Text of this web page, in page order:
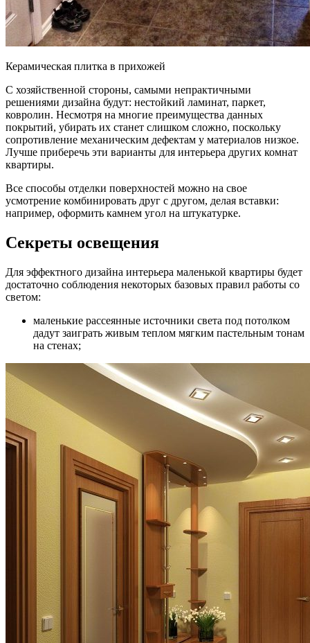
Керамическая плитка в прихожей
С хозяйственной стороны, самыми непрактичными
решениями дизайна будут: нестойкий ламинат, паркет,
ковролин. Несмотря на многие преимущества данных
покрытий, убирать их станет слишком сложно, поскольку
сопротивление механическим дефектам у материалов низкое.
Лучше приберечь эти варианты для интерьера других комнат
квартиры.
Все способы отделки поверхностей можно на свое
усмотрение комбинировать друг с другом, делая вставки:
например, оформить камнем угол на штукатурке.
Секреты освещения
Для эффектного дизайна интерьера маленькой квартиры будет
достаточно соблюдения некоторых базовых правил работы со
светом:
маленькие рассеянные источники света под потолком
дадут заиграть живым теплом мягким пастельным тонам
на стенах;